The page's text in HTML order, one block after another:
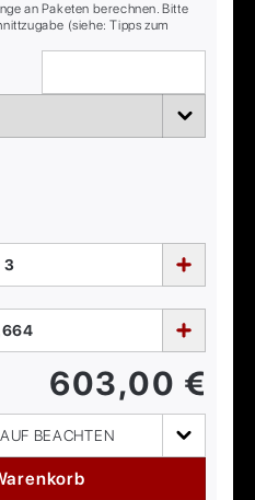
an Paketen berechnen. Bitte
(siehe: Tipps zum
603,00 €
BEACHTEN